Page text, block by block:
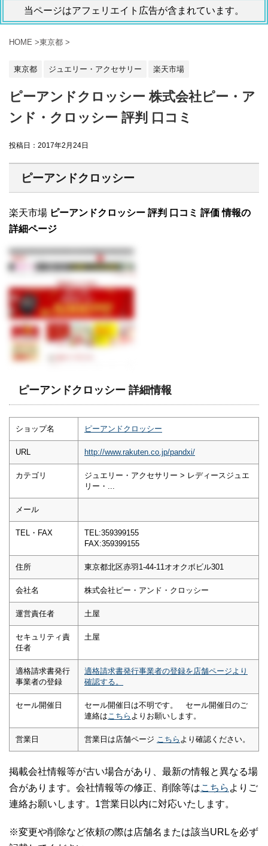
当ページはアフェリエイト広告が含まれています。
HOME >東京都 >
東京都 ジュエリー・アクセサリー 楽天市場
ピーアンドクロッシー 株式会社ピー・ア
ンド・クロッシー 評判 口コミ
投稿日： 2017年2月24日
ピーアンドクロッシー
楽天市場 ピーアンドクロッシー 評判 口コミ 評価 情報の
詳細ページ
ピーアンドクロッシー 詳細情報
ショップ名 ピーアンドクロッシー
URL http://www.rakuten.co.jp/pandxi/
カテゴリ
ジュエリー・アクセサリー > レディースジュエ
リー・...
メール
TEL・FAX
TEL:359399155
FAX:359399155
住所 東京都北区赤羽1-44-11オオクボビル301
会社名 株式会社ピー・アンド・クロッシー
運営責任者 土屋
セキュリティ責
任者
土屋
適格請求書発行
事業者の登録
適格請求書発行事業者の登録を店舗ページより
確認する。
セール開催日
セール開催日は不明です。 セール開催日のご
連絡は こちら よりお願いします。
営業日 営業日は店舗ページ こちら より確認ください。
掲載会社情報等が古い場合があり、最新の情報と異なる場
合があります。会社情報等の修正、削除等はこちら よりご
連絡お願いします。1営業日以内に対応いたします。
※変更や削除など依頼の際は店舗名または該当URLを必ず